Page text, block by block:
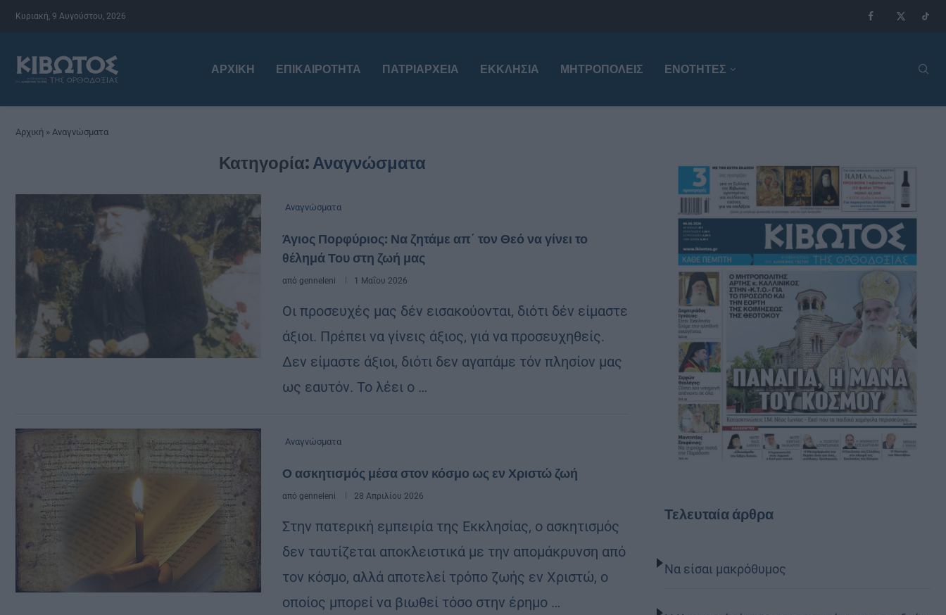
Κυριακή, 9 Αυγούστου, 2026
ΑΡΧΙΚΉ ΕΠΙΚΑΙΡΌΤΗΤΑ ΠΑΤΡΙΑΡΧΕΊΑ ΕΚΚΛΗΣΊΑ ΜΗΤΡΟΠΌΛΕΙΣ ΕΝΟΤΗΤΕΣ
Αρχική » Αναγνώσματα
Κατηγορία:Αναγνώσματα
Αναγνώσματα
Άγιος Πορφύριος: Να ζητάμε απ΄ τον Θεό να γίνει το
θέλημά Του στη ζωή μας
από genneleni 1 Μαΐου 2026
Οι προσευχές μας δέν εισακούονται, διότι δέν είμαστε
άξιοι. Πρέπει να γίνεις άξιος, γιά να προσευχηθείς.
Δεν είμαστε άξιοι, διότι δεν αγαπάμε τόν πλησίον μας
ως εαυτόν. Το λέει ο …
Αναγνώσματα
Ο ασκητισμός μέσα στον κόσμο ως εν Χριστώ ζωή
από genneleni 28 Απριλίου 2026
Στην πατερική εμπειρία της Εκκλησίας, ο ασκητισμός
δεν ταυτίζεται αποκλειστικά με την απομάκρυνση από
τον κόσμο, αλλά αποτελεί τρόπο ζωής εν Χριστώ, ο
οποίος μπορεί να βιωθεί τόσο στην έρημο …
Τελευταία άρθρα
Να είσαι μακρόθυμος